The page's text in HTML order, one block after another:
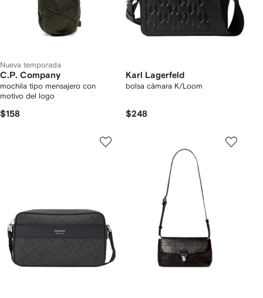
Nueva temporada
C.P. Company
mochila tipo mensajero con
motivo del logo
$158
Karl Lagerfeld
bolsa cámara K/Loom
$248